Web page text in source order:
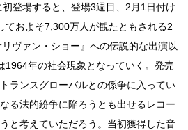
登場すると、登場3週目、2月1日付け
ておよそ7,300万人が観たともされる2
ヴァン・ショー』への伝説的な出演以
1964年の社会現象となっていく。発売
ランスグローバルとの係争に入ってい
る法的紛争に陥ろうとも出せるレコー
と考えていただろう。当初獲得した音